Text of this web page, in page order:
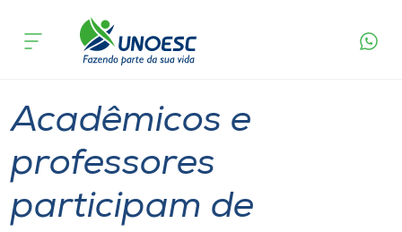
Cursos
Atendimento ao Estudante
acontece
Acadêmicos e
professores
participam de